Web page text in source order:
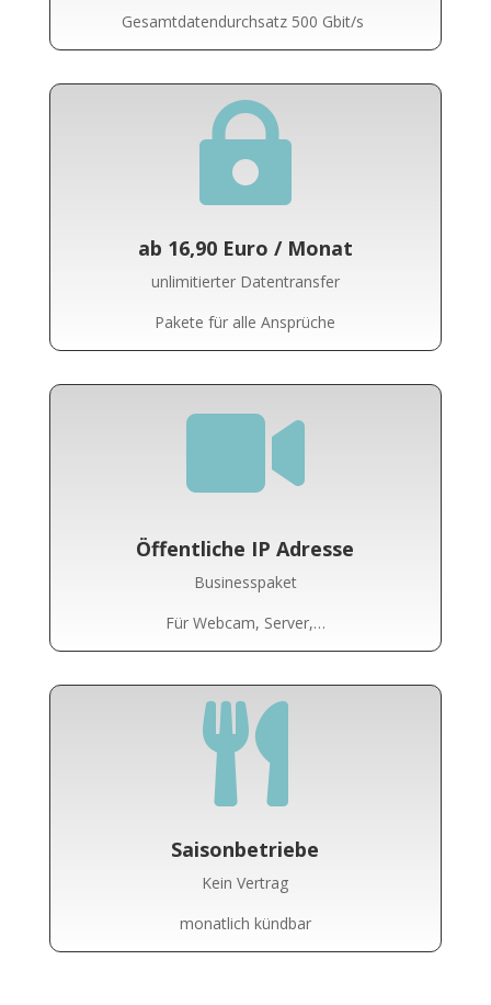
Gesamtdatendurchsatz 500 Gbit/s

ab 16,90 Euro / Monat
unlimitierter Datentransfer
Pakete für alle Ansprüche

Öffentliche IP Adresse
Businesspaket
Für Webcam, Server,…

Saisonbetriebe
Kein Vertrag
monatlich kündbar